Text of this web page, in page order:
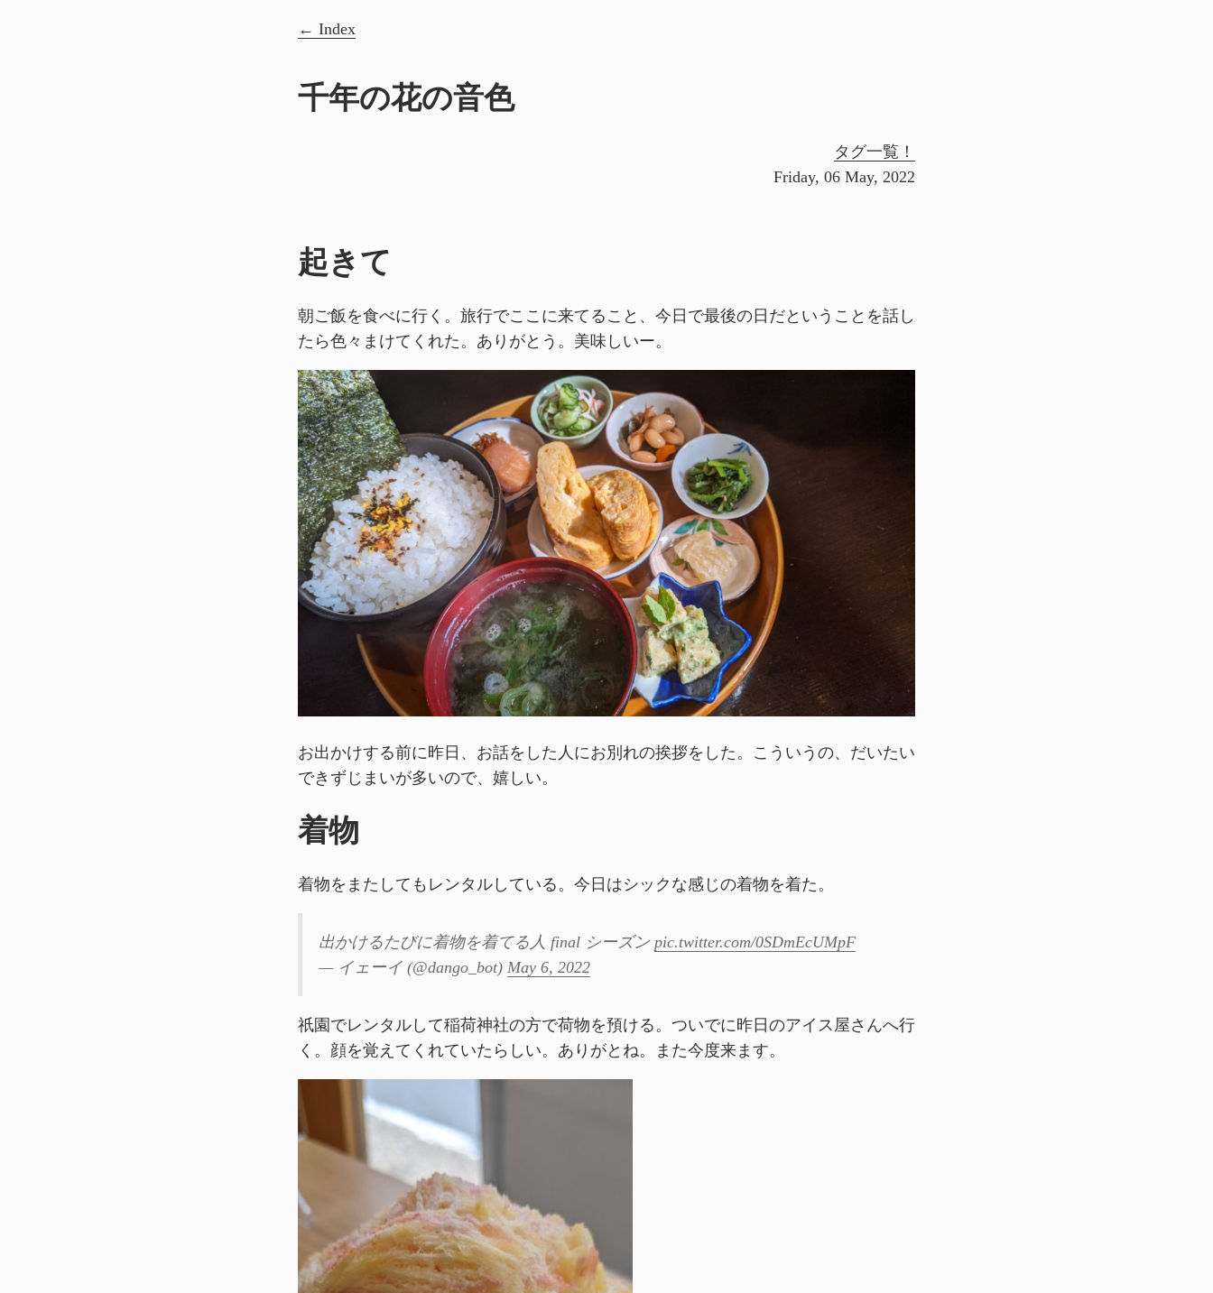
Index
千年の花の音色
タグ一覧！
Friday, 06 May, 2022
起きて
朝ご飯を食べに行く。旅行でここに来てること、今日で最後の日だということを話し
たら色々まけてくれた。ありがとう。美味しいー。
お出かけする前に昨日、お話をした人にお別れの挨拶をした。こういうの、だいたい
できずじまいが多いので、嬉しい。
着物
着物をまたしてもレンタルしている。今日はシックな感じの着物を着た。
出かけるたびに着物を着てる人 final シーズン pic.twitter.com/0SDmEcUMpF
— イェーイ (@dango_bot) May 6, 2022
祇園でレンタルして稲荷神社の方で荷物を預ける。ついでに昨日のアイス屋さんへ行
く。顔を覚えてくれていたらしい。ありがとね。また今度来ます。